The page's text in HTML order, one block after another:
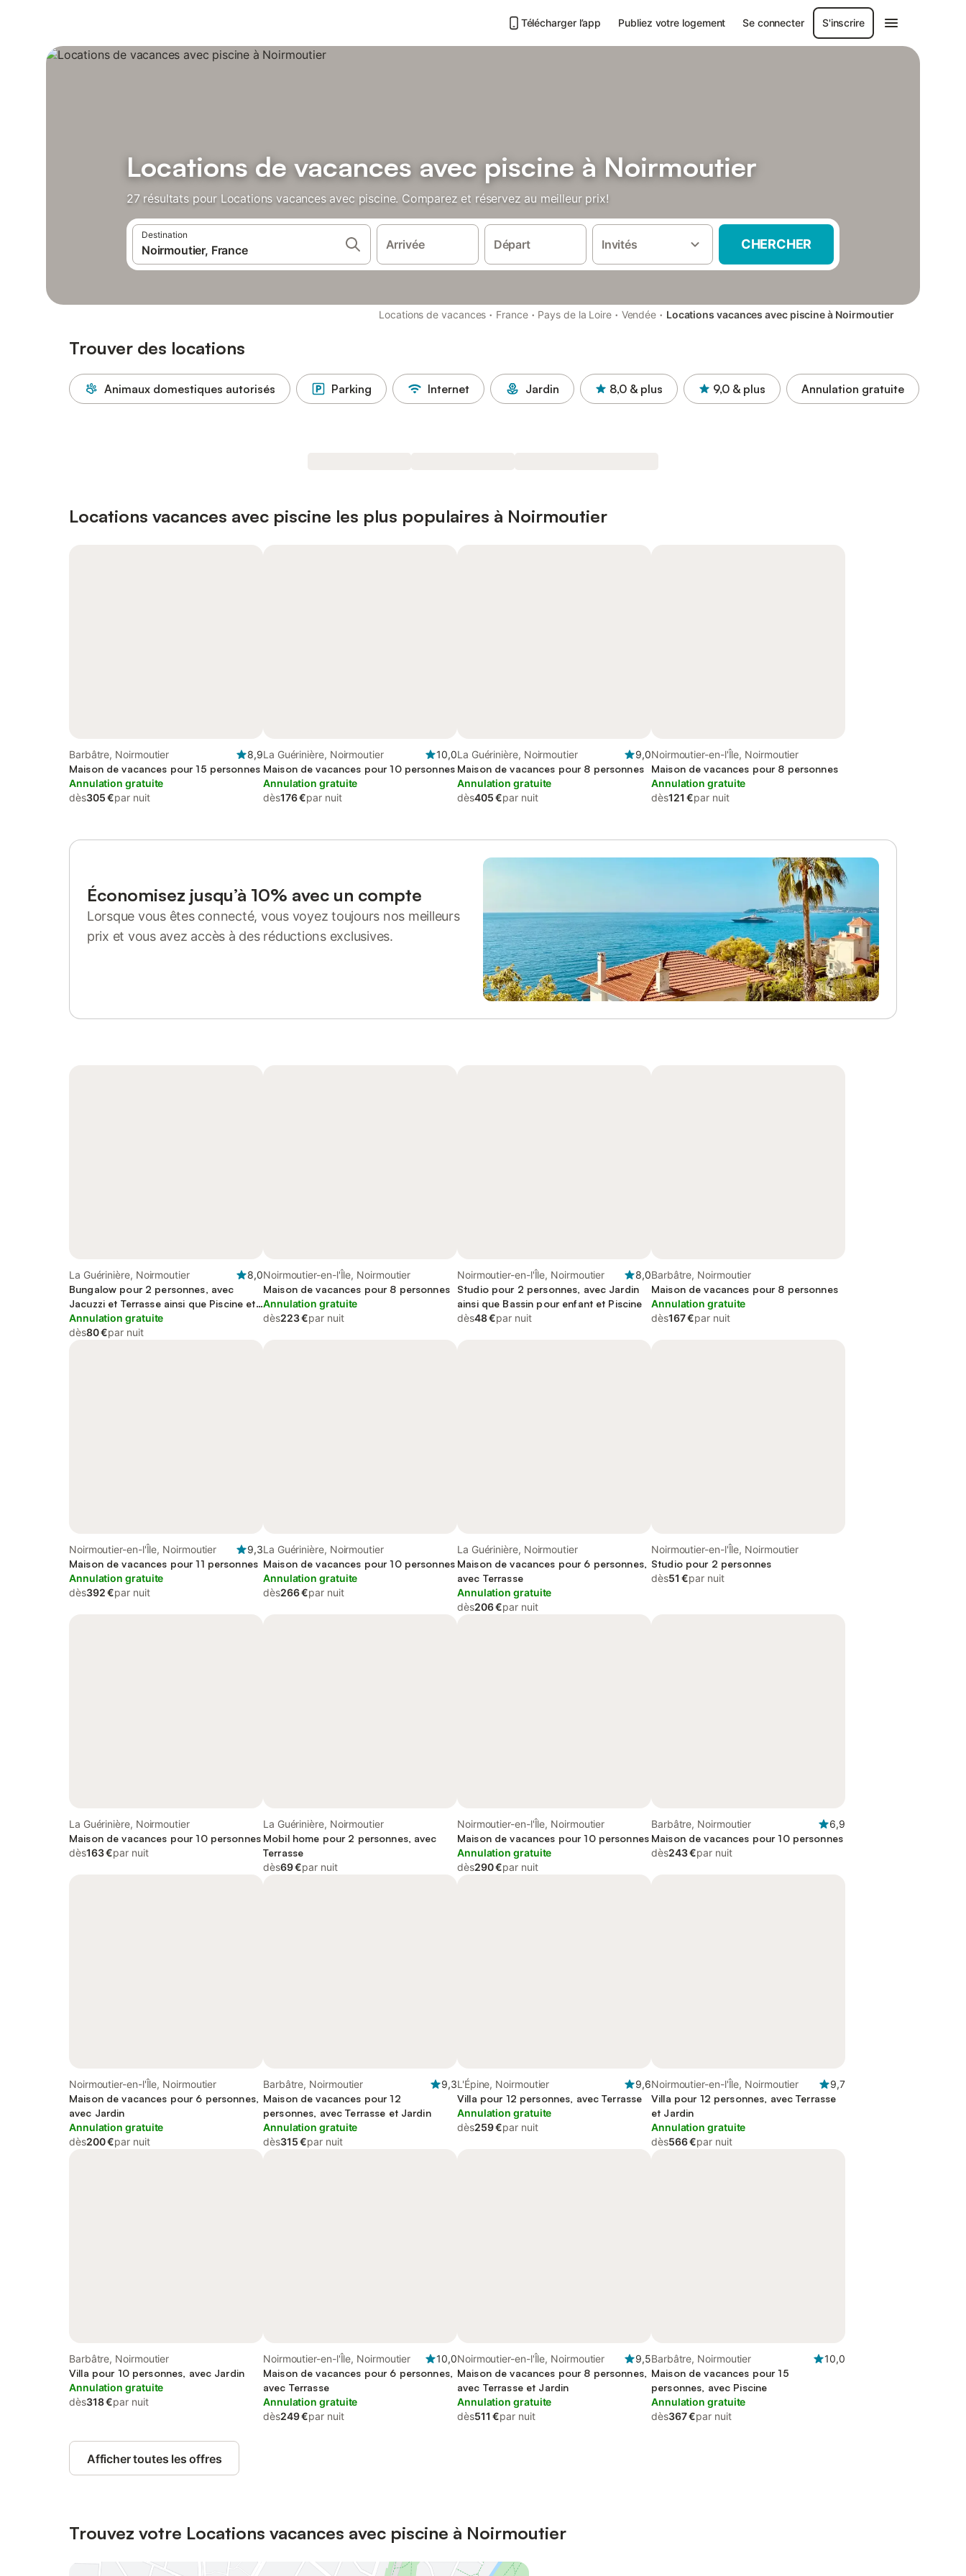
Télécharger l’app Publiez votre logement Se connecter S'inscrire
Locations de vacances avec piscine à Noirmoutier
27 résultats pour Locations vacances avec piscine. Comparez et réservez au meilleur prix!
Destination
Arrivée Départ Invités CHERCHER
Locations de vacances · France · Pays de la Loire · Vendée · Locations vacances avec piscine à Noirmoutier
Trouver des locations
Animaux domestiques autorisés Parking Internet Jardin 8,0 & plus 9,0 & plus Annulation gratuite
Locations vacances avec piscine les plus populaires à Noirmoutier
Barbâtre, Noirmoutier
8,9
Maison de vacances pour 15 personnes
Annulation gratuite
dès305 €par nuit
La Guérinière, Noirmoutier
10,0
Maison de vacances pour 10 personnes
Annulation gratuite
dès176 €par nuit
La Guérinière, Noirmoutier
9,0
Maison de vacances pour 8 personnes
Annulation gratuite
dès405 €par nuit
Noirmoutier-en-l'Île, Noirmoutier
Maison de vacances pour 8 personnes
Annulation gratuite
dès121 €par nuit
Économisez jusqu’à 10% avec un compte
Lorsque vous êtes connecté, vous voyez toujours nos meilleurs
prix et vous avez accès à des réductions exclusives.
La Guérinière, Noirmoutier
8,0
Bungalow pour 2 personnes, avec
Jacuzzi et Terrasse ainsi que Piscine et
Sauna
Annulation gratuite
dès80 €par nuit
Noirmoutier-en-l'Île, Noirmoutier
Maison de vacances pour 8 personnes
Annulation gratuite
dès223 €par nuit
Noirmoutier-en-l'Île, Noirmoutier
8,0
Studio pour 2 personnes, avec Jardin
ainsi que Bassin pour enfant et Piscine
dès48 €par nuit
Barbâtre, Noirmoutier
Maison de vacances pour 8 personnes
Annulation gratuite
dès167 €par nuit
Noirmoutier-en-l'Île, Noirmoutier
9,3
Maison de vacances pour 11 personnes
Annulation gratuite
dès392 €par nuit
La Guérinière, Noirmoutier
Maison de vacances pour 10 personnes
Annulation gratuite
dès266 €par nuit
La Guérinière, Noirmoutier
Maison de vacances pour 6 personnes,
avec Terrasse
Annulation gratuite
dès206 €par nuit
Noirmoutier-en-l'Île, Noirmoutier
Studio pour 2 personnes
dès51 €par nuit
La Guérinière, Noirmoutier
Maison de vacances pour 10 personnes
dès163 €par nuit
La Guérinière, Noirmoutier
Mobil home pour 2 personnes, avec
Terrasse
dès69 €par nuit
Noirmoutier-en-l'Île, Noirmoutier
Maison de vacances pour 10 personnes
Annulation gratuite
dès290 €par nuit
Barbâtre, Noirmoutier
6,9
Maison de vacances pour 10 personnes
dès243 €par nuit
Noirmoutier-en-l'Île, Noirmoutier
Maison de vacances pour 6 personnes,
avec Jardin
Annulation gratuite
dès200 €par nuit
Barbâtre, Noirmoutier
9,3
Maison de vacances pour 12
personnes, avec Terrasse et Jardin
Annulation gratuite
dès315 €par nuit
L'Épine, Noirmoutier
9,6
Villa pour 12 personnes, avec Terrasse
Annulation gratuite
dès259 €par nuit
Noirmoutier-en-l'Île, Noirmoutier
9,7
Villa pour 12 personnes, avec Terrasse
et Jardin
Annulation gratuite
dès566 €par nuit
Barbâtre, Noirmoutier
Villa pour 10 personnes, avec Jardin
Annulation gratuite
dès318 €par nuit
Noirmoutier-en-l'Île, Noirmoutier
10,0
Maison de vacances pour 6 personnes,
avec Terrasse
Annulation gratuite
dès249 €par nuit
Noirmoutier-en-l'Île, Noirmoutier
9,5
Maison de vacances pour 8 personnes,
avec Terrasse et Jardin
Annulation gratuite
dès511 €par nuit
Barbâtre, Noirmoutier
10,0
Maison de vacances pour 15
personnes, avec Piscine
Annulation gratuite
dès367 €par nuit
Afficher toutes les offres
Trouvez votre Locations vacances avec piscine à Noirmoutier